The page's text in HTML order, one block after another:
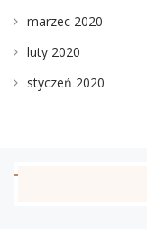
marzec 2020
luty 2020
styczeń 2020